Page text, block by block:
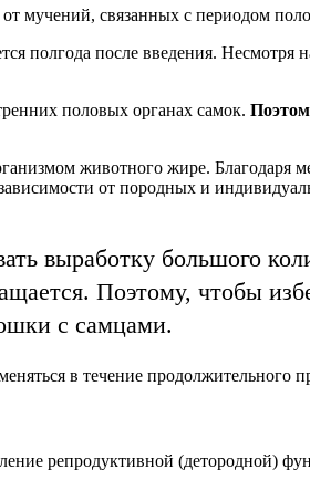
мучений, связанных с периодом
полгода после введения.
половых органах самок.
животного жире. Благодаря
от породных и
выработку большого
Поэтому, чтобы
с самцами.
в течение продолжительного
репродуктивной (детородной)